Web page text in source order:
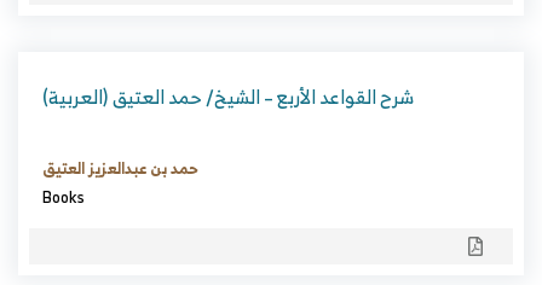
(العربية) شرح القواعد الأربع – الشيخ/ حمد العتيق
حمد بن عبدالعزيز العتيق
Books